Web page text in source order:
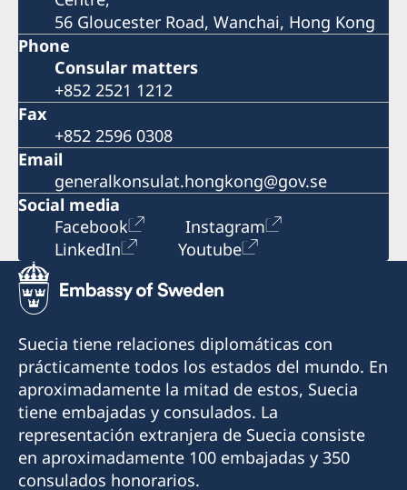
56 Gloucester Road, Wanchai, Hong Kong
Phone
Consular matters
+852 2521 1212
Fax
+852 2596 0308
Email
generalkonsulat.hongkong@gov.se
Social media
Facebook
Instagram
LinkedIn
Youtube
Suecia tiene relaciones diplomáticas con
prácticamente todos los estados del mundo. En
aproximadamente la mitad de estos, Suecia
tiene embajadas y consulados. La
representación extranjera de Suecia consiste
en aproximadamente 100 embajadas y 350
consulados honorarios.